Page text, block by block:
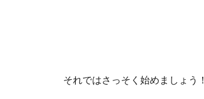
それではさっそく始めましょう！